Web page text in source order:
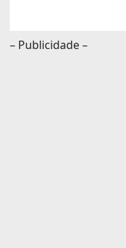
– Publicidade –